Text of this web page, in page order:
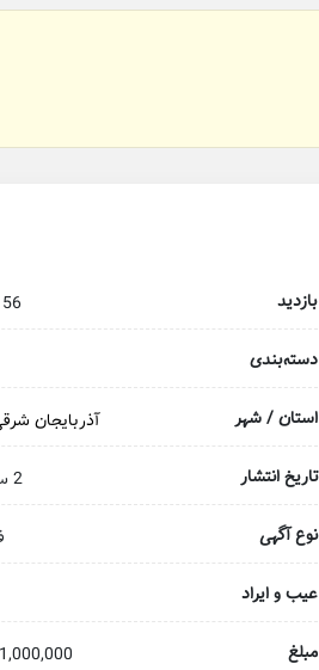
بازدید 156
دسته‌بندی
استان / شهر آذربایجان
تاریخ انتشار 2 سال قبل
نوع آگهی
عیب و ایراد
مبلغ 41,000,000